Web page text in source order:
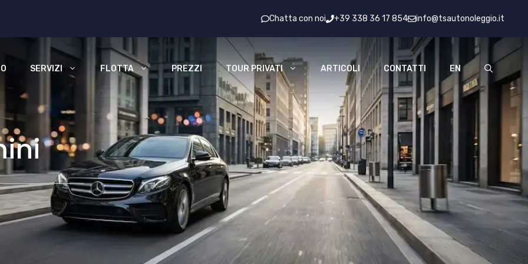
Chatta con noi +39 338 36 17 854 info@tsautonoleggio.it
SERVIZI FLOTTA PREZZI TOUR PRIVATI ARTICOLI CONTATTI EN